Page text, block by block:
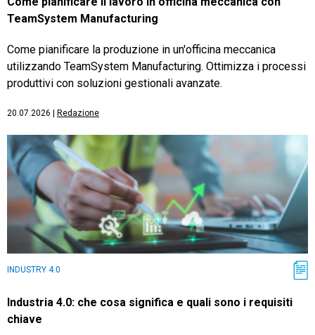
TeamSystem Manufacturing
Come pianificare la produzione in un'officina meccanica
utilizzando TeamSystem Manufacturing. Ottimizza i processi
produttivi con soluzioni gestionali avanzate.
20.07.2026 | Redazione
INDUSTRY 4.0
Industria 4.0: che cosa significa e quali sono i requisiti
chiave